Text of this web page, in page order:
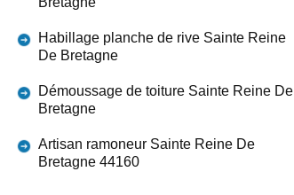
Habillage planche de rive Sainte Reine
De Bretagne
Démoussage de toiture Sainte Reine De
Bretagne
Artisan ramoneur Sainte Reine De
Bretagne 44160